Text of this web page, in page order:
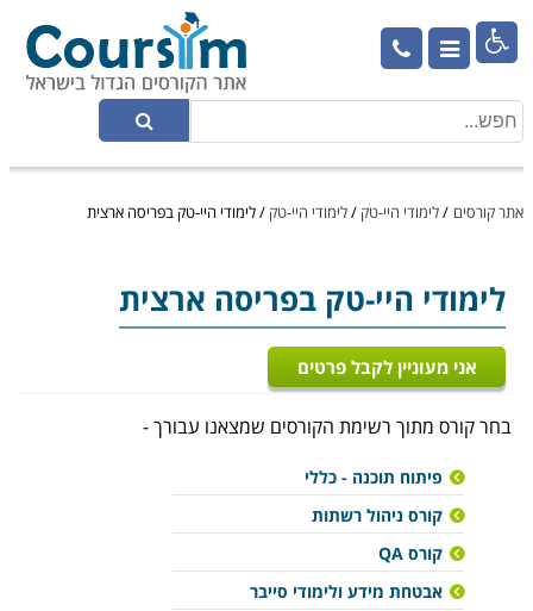

אתר קורסים /לימודי היי-טק /לימודי היי-טק /לימודי היי-טק בפריסה ארצית
לימודי היי-טק בפריסה ארצית
אני מעוניין לקבל פרטים
בחר קורס מתוך רשימת הקורסים שמצאנו עבורך -
פיתוח תוכנה - כללי
קורס ניהול רשתות
קורס QA
אבטחת מידע ולימודי סייבר